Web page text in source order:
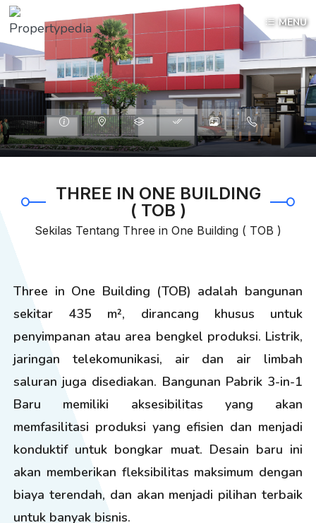
MENU
InformasiLokasi Tipe SpesifiksaiGalleri HubungiKami
THREE IN ONE BUILDING
( TOB )
Sekilas Tentang Three in One Building ( TOB )
Three in One Building (TOB) adalah bangunan
sekitar 435 m², dirancang khusus untuk
penyimpanan atau area bengkel produksi. Listrik,
jaringan telekomunikasi, air dan air limbah
saluran juga disediakan. Bangunan Pabrik 3-in-1
Baru memiliki aksesibilitas yang akan
memfasilitasi produksi yang efisien dan menjadi
konduktif untuk bongkar muat. Desain baru ini
akan memberikan fleksibilitas maksimum dengan
biaya terendah, dan akan menjadi pilihan terbaik
untuk banyak bisnis.